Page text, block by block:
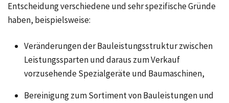
Entscheidung verschiedene und sehr spezifische Gründe
haben, beispielsweise:
Veränderungen der Bauleistungsstruktur zwischen
Leistungssparten und daraus zum Verkauf
vorzusehende Spezialgeräte und Baumaschinen,
Bereinigung zum Sortiment von Bauleistungen und